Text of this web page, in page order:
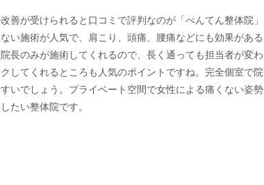
善が受けられると口コミで評判なのが「べんてん整体院」
い施術が人気で、肩こり、頭痛、腰痛などにも効果がある
長のみが施術してくれるので、長く通っても担当者が変わ
してくれるところも人気のポイントですね。完全個室で院
いでしょう。プライベート空間で女性による痛くない姿勢
たい整体院です。